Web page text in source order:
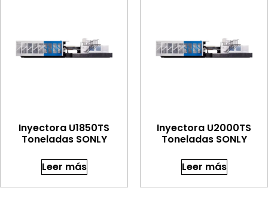
Inyectora U1850TS
Toneladas SONLY
Leer más
Inyectora U2000TS
Toneladas SONLY
Leer más